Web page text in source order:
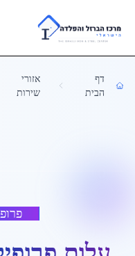
Skip to main content
דף
הבית
אזורי
שירות